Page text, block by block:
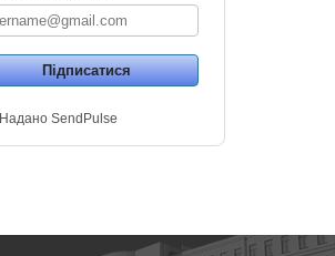
Підписатися
Надано SendPulse